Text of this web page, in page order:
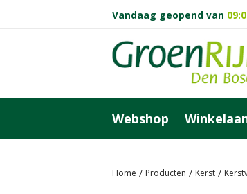
Home Producten Kerst
Vandaag geopend van
Webshop